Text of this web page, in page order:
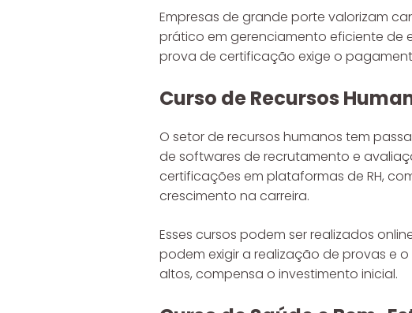
Empresas de grande porte valorizam
prático em gerenciamento eficiente de
prova de certificação exige o
Curso de Recursos
O setor de recursos humanos tem
de softwares de recrutamento e
certificações em plataformas de RH,
crescimento na carreira.
Esses cursos podem ser realizados
podem exigir a realização de provas e
altos, compensa o investimento inicial.